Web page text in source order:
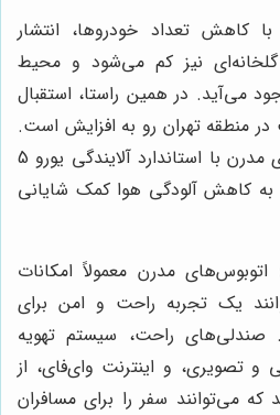
با کاهش تعداد خودروها، انتشار
گلخانه‌ای نیز کم می‌شود و محیط
می‌آید. در همین راستا، استقبال
منطقه تهران رو به افزایش است.
استفاده از اتوبوس‌های مدرن با استاندارد آلایندگی یورو 5
به کاهش آلودگی هوا کمک شایانی
اتوبوس‌های مدرن معمولاً امکانات
یک تجربه راحت و امن برای
صندلی‌های راحت، سیستم تهویه
تصویری، و اینترنت وای‌فای، از
که می‌توانند سفر را برای مسافران